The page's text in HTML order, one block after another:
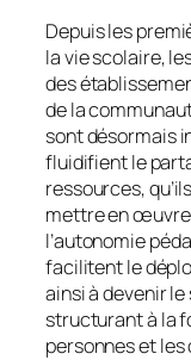
Depuis les
la vie scolaire,
des
de la
sont désormais
fluidifient le
ressources,
mettre en œuvre
l’autonomie
facilitent le
ainsi à devenir
structurant à la
personnes et